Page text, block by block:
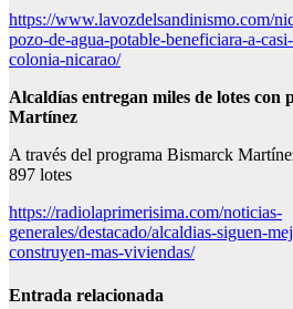
https://www.lavozdelsandinismo.com/
pozo-de-agua-potable-beneficiara-a-
colonia-nicarao/
Alcaldías entregan miles de lotes con
Martínez
A través del programa Bismarck
897 lotes
https://radiolaprimerisima.com/noticias-
generales/destacado/alcaldias-siguen-
construyen-mas-viviendas/
Entrada relacionada